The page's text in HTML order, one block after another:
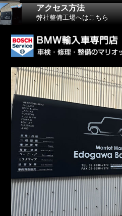
アクセス方法
弊社整備工場へはこちら